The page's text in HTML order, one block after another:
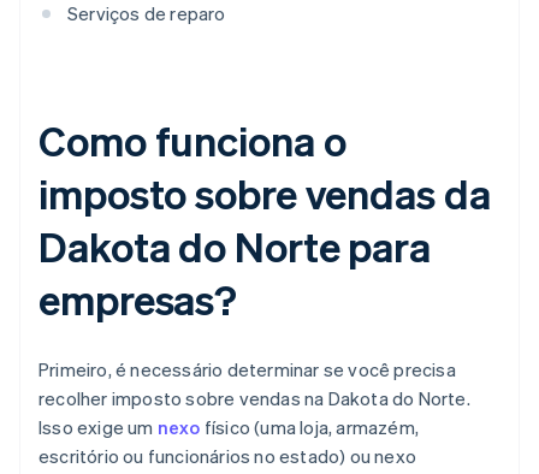
Serviços de reparo
Como funciona o
imposto sobre vendas da
Dakota do Norte para
empresas?
Primeiro, é necessário determinar se você precisa
recolher imposto sobre vendas na Dakota do Norte.
Isso exige um nexo físico (uma loja, armazém,
escritório ou funcionários no estado) ou nexo